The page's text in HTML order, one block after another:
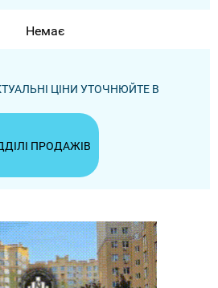
Немає
ЦІНИ УТОЧНЮЙТЕ В
ПРОДАЖІВ